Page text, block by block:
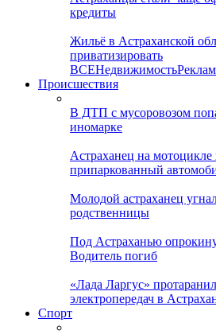
кредиты
Жильё в Астраханской
приватизировать
ВСЕНедвижимость
Происшествия
В ДТП с мусоровозом
иномарке
Астраханец на мотоцикле
припаркованный
Молодой астраханец
родственницы
Под Астраханью
Водитель погиб
«Лада Ларгус»
электропередач в
Спорт